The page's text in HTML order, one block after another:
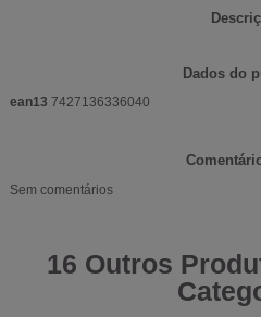
Dados do
ean13 7427136336040
Sem comentários
16 Outros